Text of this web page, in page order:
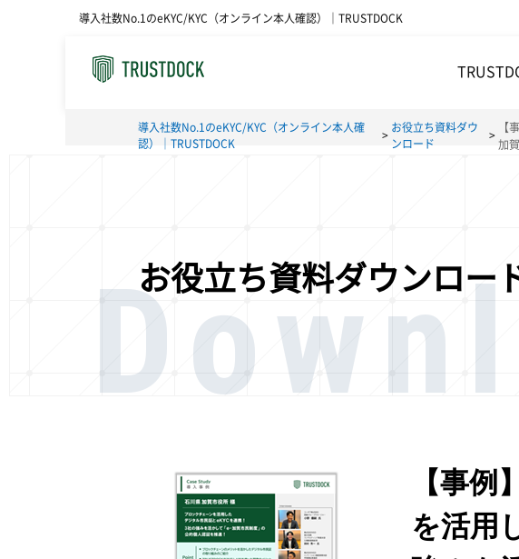
導入社数No.1のeKYC/KYC（オンライン本人確認）｜TRUSTDOCK
導入社数No.1のeKYC/KYC（オンライン本人確
認）｜TRUSTDOCK
お役立ち資料ダウ
ンロード
【
加
お役立ち資料ダウンロー
【事
を活用